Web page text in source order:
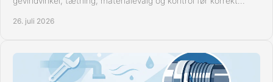
26. juli 2026